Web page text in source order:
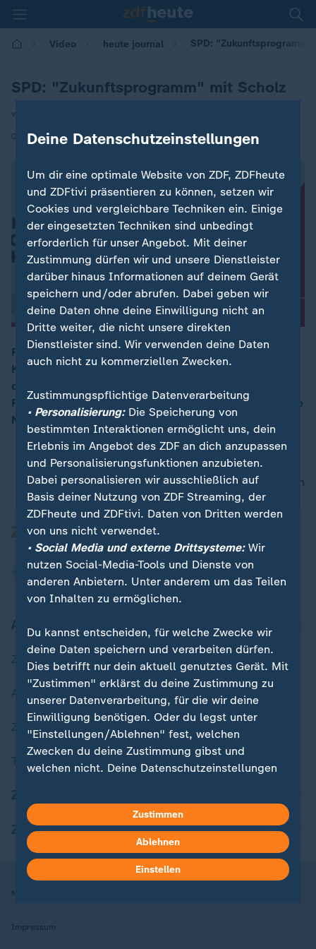
Video heute journal SPD:
SPD: "Zukunftsprogramm" mit Scholz
von Christian von Rechenberg
09.05.2021 | 21:45
Finanzminister Scholz hatte offensiv für sich als SPD-
Kanzlerkandidat geworben und seinen Anspruch auf
das Amt bekräftigt. Das sieht auch die Partei so: 96
Prozent der Delegierten wollen ihn als Anwärter auf die
Nachfolge von Angela Merkel.
nach oben
Aktuell bei ZDFheute
Zuletzt veröffentlicht
Aktuelle Sendungs-Videos
ZDFheute Stories
Themen im Überblick
ZDFheute Apps
Nutzungsbedingungen
Impressum
Deine Datenschutzeinstellungen
Um dir eine optimale Website von ZDF, ZDFheute
und ZDFtivi präsentieren zu können, setzen wir
Cookies und vergleichbare Techniken ein. Einige
der eingesetzten Techniken sind unbedingt
erforderlich für unser Angebot. Mit deiner
Zustimmung dürfen wir und unsere Dienstleister
darüber hinaus Informationen auf deinem Gerät
speichern und/oder abrufen. Dabei geben wir
deine Daten ohne deine Einwilligung nicht an
Dritte weiter, die nicht unsere direkten
Dienstleister sind. Wir verwenden deine Daten
auch nicht zu kommerziellen Zwecken.
Zustimmungspflichtige Datenverarbeitung
• Personalisierung:Die Speicherung von
bestimmten Interaktionen ermöglicht uns, dein
Erlebnis im Angebot des ZDF an dich anzupassen
und Personalisierungsfunktionen anzubieten.
Dabei personalisieren wir ausschließlich auf
Basis deiner Nutzung von ZDF Streaming, der
ZDFheute und ZDFtivi. Daten von Dritten werden
von uns nicht verwendet.
• Social Media und externe Drittsysteme:Wir
nutzen Social-Media-Tools und Dienste von
anderen Anbietern. Unter anderem um das Teilen
von Inhalten zu ermöglichen.
Du kannst entscheiden, für welche Zwecke wir
deine Daten speichern und verarbeiten dürfen.
Dies betrifft nur dein aktuell genutztes Gerät. Mit
"Zustimmen" erklärst du deine Zustimmung zu
unserer Datenverarbeitung, für die wir deine
Einwilligung benötigen. Oder du legst unter
"Einstellungen/Ablehnen" fest, welchen
Zwecken du deine Zustimmung gibst und
welchen nicht. Deine Datenschutzeinstellungen
in deinen Einstellungen widerrufen oder ändern.
Hier findest du das Impressum.
Weitere Informationen findest du in unserer
Datenschutzerklärung.
Zustimmen
Ablehnen
Einstellen